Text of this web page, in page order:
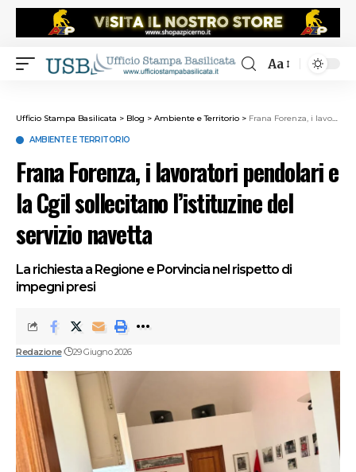
Aa
Ufficio Stampa Basilicata > Blog > Ambiente e Territorio > Frana Forenza, i lavoratori pendolari e la Cgil sollecitano l’istituzine del servizio navetta
AMBIENTE E TERRITORIO
Frana Forenza, i lavoratori pendolari e
la Cgil sollecitano l’istituzine del
servizio navetta
La richiesta a Regione e Porvincia nel rispetto di
impegni presi
Redazione 29 Giugno 2026